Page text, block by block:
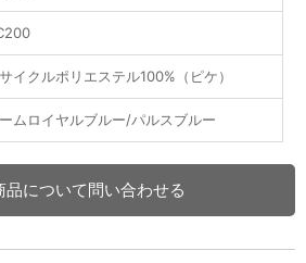
イクルポリエステル100%（ピケ）
ムロイヤルブルー/パルスブルー
品について問い合わせる